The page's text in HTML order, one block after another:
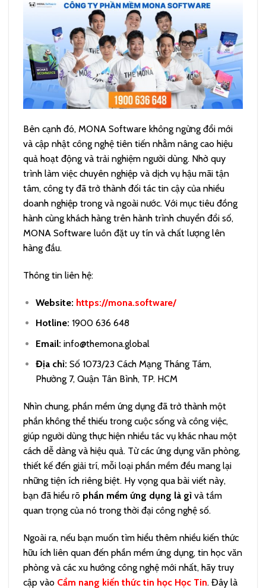
Bên cạnh đó, MONA Software không ngừng đổi mới
và cập nhật công nghệ tiên tiến nhằm nâng cao hiệu
quả hoạt động và trải nghiệm người dùng. Nhờ quy
trình làm việc chuyên nghiệp và dịch vụ hậu mãi tận
tâm, công ty đã trở thành đối tác tin cậy của nhiều
doanh nghiệp trong và ngoài nước. Với mục tiêu đồng
hành cùng khách hàng trên hành trình chuyển đổi số,
MONA Software luôn đặt uy tín và chất lượng lên
hàng đầu.
Thông tin liên hệ:
Website: https://mona.software/
Hotline: 1900 636 648
Email: info@themona.global
Địa chỉ: Số 1073/23 Cách Mạng Tháng Tám,
Phường 7, Quận Tân Bình, TP. HCM
Nhìn chung, phần mềm ứng dụng đã trở thành một
phần không thể thiếu trong cuộc sống và công việc,
giúp người dùng thực hiện nhiều tác vụ khác nhau một
cách dễ dàng và hiệu quả. Từ các ứng dụng văn phòng,
thiết kế đến giải trí, mỗi loại phần mềm đều mang lại
những tiện ích riêng biệt. Hy vọng qua bài viết này,
bạn đã hiểu rõ phần mềm ứng dụng là gì và tầm
quan trọng của nó trong thời đại công nghệ số.
Ngoài ra, nếu bạn muốn tìm hiểu thêm nhiều kiến thức
hữu ích liên quan đến phần mềm ứng dụng, tin học văn
phòng và các xu hướng công nghệ mới nhất, hãy truy
cập vào Cẩm nang kiến thức tin học Học Tin. Đây là